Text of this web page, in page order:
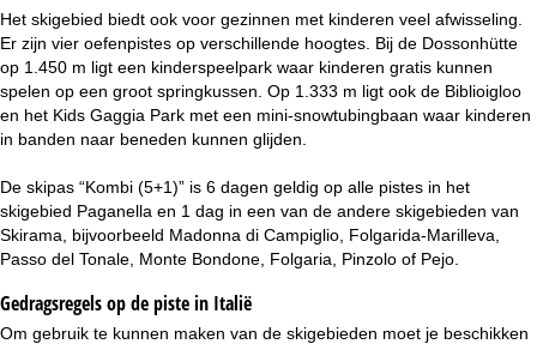
Het skigebied biedt ook voor gezinnen met kinderen veel afwisseling.
Er zijn vier oefenpistes op verschillende hoogtes. Bij de Dossonhütte
op 1.450 m ligt een kinderspeelpark waar kinderen gratis kunnen
spelen op een groot springkussen. Op 1.333 m ligt ook de Biblioigloo
en het Kids Gaggia Park met een mini-snowtubingbaan waar kinderen
in banden naar beneden kunnen glijden.
De skipas “Kombi (5+1)” is 6 dagen geldig op alle pistes in het
skigebied Paganella en 1 dag in een van de andere skigebieden van
Skirama, bijvoorbeeld Madonna di Campiglio, Folgarida-Marilleva,
Passo del Tonale, Monte Bondone, Folgaria, Pinzolo of Pejo.
Gedragsregels op de piste in Italië
Om gebruik te kunnen maken van de skigebieden moet je beschikken